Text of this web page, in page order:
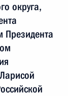
округа,